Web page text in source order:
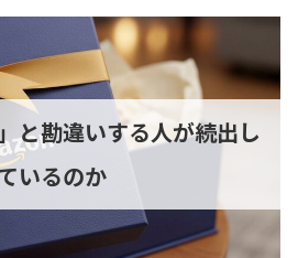
と勘違いする人が続出し
いるのか